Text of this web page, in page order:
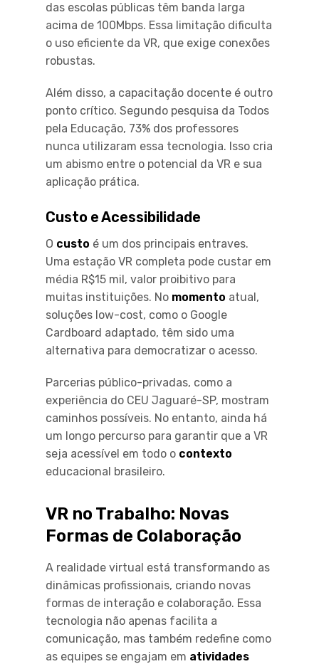
das escolas públicas têm banda larga
acima de 100Mbps. Essa limitação dificulta
o uso eficiente da VR, que exige conexões
robustas.
Além disso, a capacitação docente é outro
ponto crítico. Segundo pesquisa da Todos
pela Educação, 73% dos professores
nunca utilizaram essa tecnologia. Isso cria
um abismo entre o potencial da VR e sua
aplicação prática.
Custo e Acessibilidade
O custo é um dos principais entraves.
Uma estação VR completa pode custar em
média R$15 mil, valor proibitivo para
muitas instituições. No momento atual,
soluções low-cost, como o Google
Cardboard adaptado, têm sido uma
alternativa para democratizar o acesso.
Parcerias público-privadas, como a
experiência do CEU Jaguaré-SP, mostram
caminhos possíveis. No entanto, ainda há
um longo percurso para garantir que a VR
seja acessível em todo o contexto
educacional brasileiro.
VR no Trabalho: Novas
Formas de Colaboração
A realidade virtual está transformando as
dinâmicas profissionais, criando novas
formas de interação e colaboração. Essa
tecnologia não apenas facilita a
comunicação, mas também redefine como
as equipes se engajam em atividades